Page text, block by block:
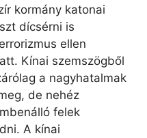
kormány katonai
dícsérni is
ellen
Kínai szemszögből
a nagyhatalmak
de nehéz
felek
A kínai